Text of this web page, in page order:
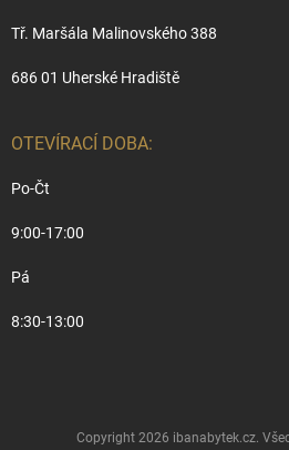
Tř. Maršála Malinovského 388
686 01 Uherské Hradiště
OTEVÍRACÍ DOBA:
Po-Čt
9:00-17:00
Pá
8:30-13:00
Copyright 2026 ibanabytek.cz.